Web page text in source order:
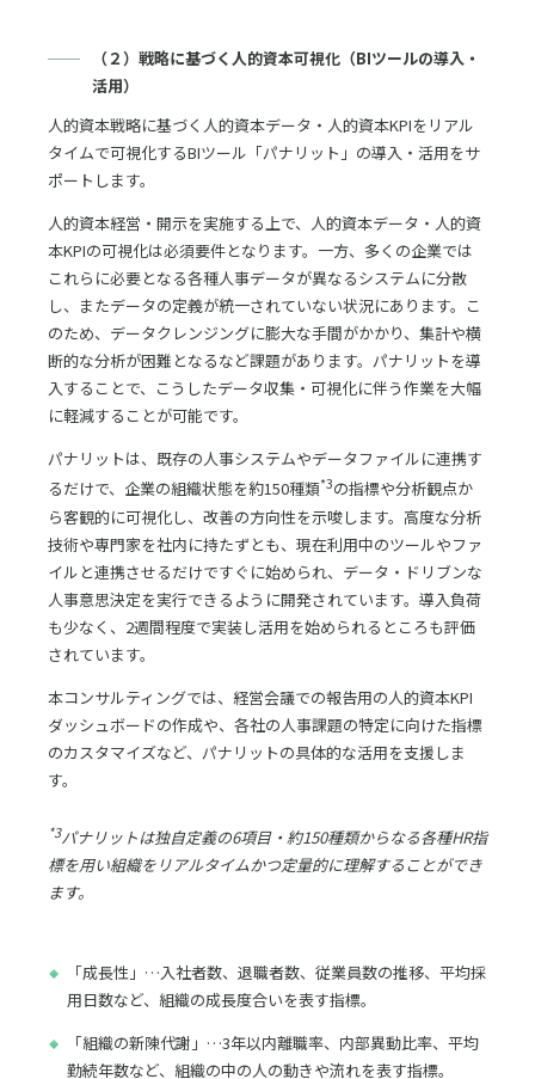
（２）戦略に基づく人的資本可視化（BIツールの導入・
活用）
人的資本戦略に基づく人的資本データ・人的資本KPIをリアル
タイムで可視化するBIツール「パナリット」の導入・活用をサ
ポートします。
人的資本経営・開示を実施する上で、人的資本データ・人的資
本KPIの可視化は必須要件となります。一方、多くの企業では
これらに必要となる各種人事データが異なるシステムに分散
し、またデータの定義が統一されていない状況にあります。こ
のため、データクレンジングに膨大な手間がかかり、集計や横
断的な分析が困難となるなど課題があります。パナリットを導
入することで、こうしたデータ収集・可視化に伴う作業を大幅
に軽減することが可能です。
パナリットは、既存の人事システムやデータファイルに連携す
るだけで、企業の組織状態を約150種類*3の指標や分析観点か
ら客観的に可視化し、改善の方向性を示唆します。高度な分析
技術や専門家を社内に持たずとも、現在利用中のツールやファ
イルと連携させるだけですぐに始められ、データ・ドリブンな
人事意思決定を実行できるように開発されています。導入負荷
も少なく、2週間程度で実装し活用を始められるところも評価
されています。
本コンサルティングでは、経営会議での報告用の人的資本KPI
ダッシュボードの作成や、各社の人事課題の特定に向けた指標
のカスタマイズなど、パナリットの具体的な活用を支援しま
す。
*3パナリットは独自定義の6項目・約150種類からなる各種HR指
標を用い組織をリアルタイムかつ定量的に理解することができ
ます。
「成長性」…入社者数、退職者数、従業員数の推移、平均採
用日数など、組織の成長度合いを表す指標。
「組織の新陳代謝」…3年以内離職率、内部異動比率、平均
勤続年数など、組織の中の人の動きや流れを表す指標。